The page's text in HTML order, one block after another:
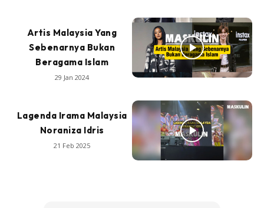
Artis Malaysia Yang
Sebenarnya Bukan
Beragama Islam
29 Jan 2024
Lagenda Irama Malaysia
Noraniza Idris
21 Feb 2025